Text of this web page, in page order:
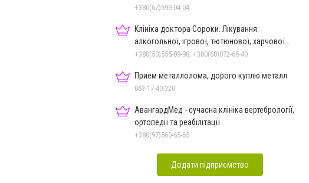
+380(67)599-04-04
Клініка доктора Сороки. Лікування:
алкогольної, ігрової, тютюнової, харчової
залежностей, неврозів т
+380(50)555-89-98, +380(68)072-66-40
Прием металлолома, дорого куплю металл
063-17-40-320
АвангардМед - сучасна клініка вертебрології,
ортопедії та реабілітації
+380(97)560-65-65
Додати підприємство